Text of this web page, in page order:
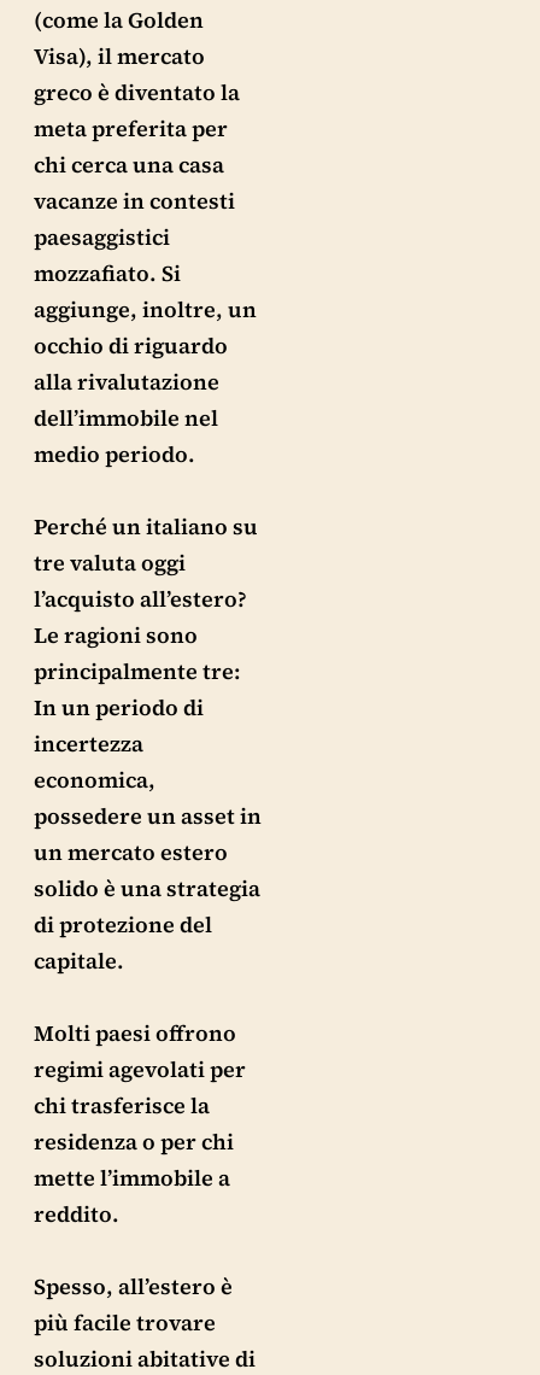
(come la Golden
Visa), il mercato
greco è diventato la
meta preferita per
chi cerca una casa
vacanze in contesti
paesaggistici
mozzafiato. Si
aggiunge, inoltre, un
occhio di riguardo
alla rivalutazione
dell’immobile nel
medio periodo.
Perché un italiano su
tre valuta oggi
l’acquisto all’estero?
Le ragioni sono
principalmente tre:
In un periodo di
incertezza
economica,
possedere un asset in
un mercato estero
solido è una strategia
di protezione del
capitale.
Molti paesi offrono
regimi agevolati per
chi trasferisce la
residenza o per chi
mette l’immobile a
reddito.
Spesso, all’estero è
più facile trovare
soluzioni abitative di